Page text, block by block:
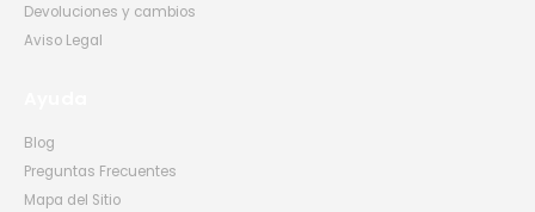
Devoluciones y cambios
Aviso Legal
Blog
Preguntas Frecuentes
Mapa del Sitio